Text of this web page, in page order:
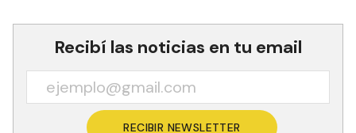
Recibí las noticias en tu email
RECIBIR NEWSLETTER